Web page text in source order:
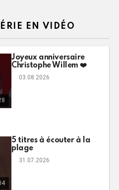
EN VIDÉO
Joyeux anniversaire
Christophe Willem ❤️
03.08.2026
5 titres à écouter à la
plage
31.07.2026